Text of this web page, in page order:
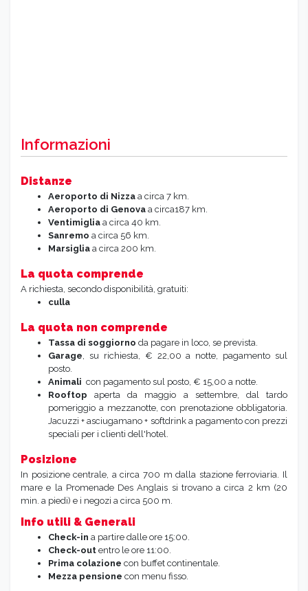
Informazioni
Distanze
Aeroporto di Nizza a circa 7 km.
Aeroporto di Genova a circa187 km.
Ventimiglia a circa 40 km.
Sanremo a circa 56 km.
Marsiglia a circa 200 km.
La quota comprende
A richiesta, secondo disponibilità, gratuiti:
culla
La quota non comprende
Tassa di soggiorno da pagare in loco, se prevista.
Garage , su richiesta, € 22,00 a notte, pagamento sul
posto.
Animali con pagamento sul posto, € 15,00 a notte.
Rooftop aperta da maggio a settembre, dal tardo
pomeriggio a mezzanotte, con prenotazione obbligatoria.
Jacuzzi + asciugamano + softdrink a pagamento con prezzi
speciali per i clienti dell'hotel.
Posizione
In posizione centrale, a circa 700 m dalla stazione ferroviaria. Il
mare e la Promenade Des Anglais si trovano a circa 2 km (20
min. a piedi) e i negozi a circa 500 m.
Info utili & Generali
Check-in a partire dalle ore 15:00.
Check-out entro le ore 11:00.
Prima colazione con buffet continentale.
Mezza pensione con menu fisso.